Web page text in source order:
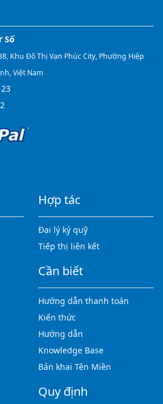
Số
Khu Đô Thị Vạn Phúc City, Phường Hiệp
Việt Nam
Hợp tác
Đại lý ký quỹ
Tiếp thị liên kết
Cần biết
Hướng dẫn thanh toán
Kiến thức
Hướng dẫn
Knowledge Base
Bản khai Tên Miền
Quy định